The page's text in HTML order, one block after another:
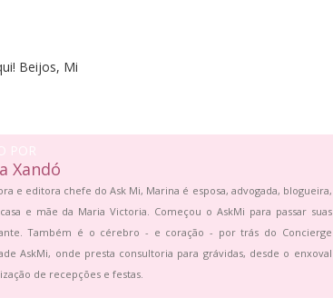
Beijos, Mi
POR
Xandó
e editora chefe do Ask Mi, Marina é esposa, advogada, blogueira,
e mãe da Maria Victoria. Começou o AskMi para passar suas
Também é o cérebro - e coração - por trás do Concierge
AskMi, onde presta consultoria para grávidas, desde o enxoval
de recepções e festas.